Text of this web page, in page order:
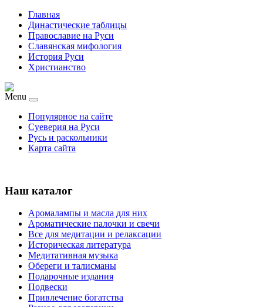
Главная
Династические таблицы
Православие на Руси
Славянская мифология
История Руси
Христианство
Menu
Популярное на сайте
Суеверия на Руси
Русь и раскольники
Карта сайта
Наш каталог
Аромалампы и масла для них
Ароматические палочки и свечи
Все для медитации и релаксации
Историческая литература
Медитативная музыка
Обереги и талисманы
Подарочные издания
Подвески
Привлечение богатства